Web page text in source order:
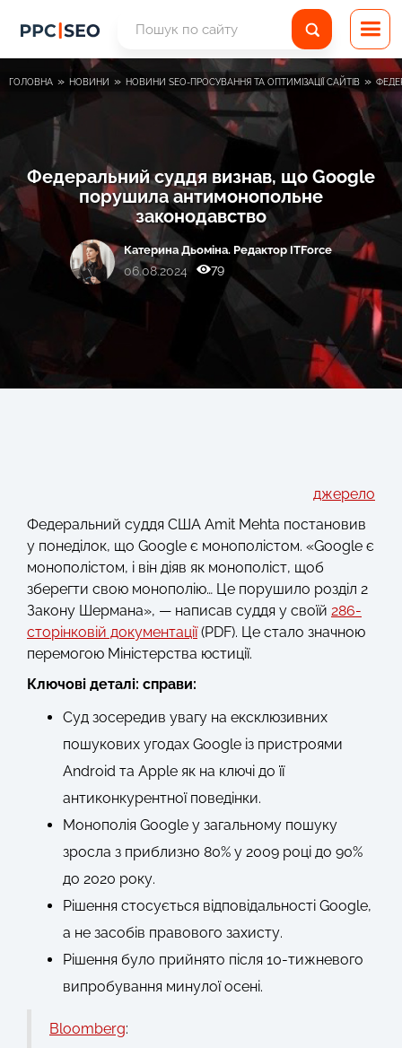
ГОЛОВНА » НОВИНИ » НОВИНИ SEO-ПРОСУВАННЯ ТА ОПТИМІЗАЦІЇ САЙТІВ »
Федеральний суддя визнав, що Google
порушила антимонопольне
законодавство
Катерина Дьоміна. Редактор ITForce
06.08.2024 79
джерело
Федеральний суддя США Amit Mehta постановив
у понеділок, що Google є монополістом. «Google є
монополістом, і він діяв як монополіст, щоб
зберегти свою монополію… Це порушило розділ 2
Закону Шермана», — написав суддя у своїй 286-
сторінковій документації(PDF). Це стало значною
перемогою Міністерства юстиції.
Ключові деталі: справи:
Суд зосередив увагу на ексклюзивних
пошукових угодах Google із пристроями
Android та Apple як на ключі до її
антиконкурентної поведінки.
Монополія Google у загальному пошуку
зросла з приблизно 80% у 2009 році до 90%
до 2020 року.
Рішення стосується відповідальності Google,
а не засобів правового захисту.
Рішення було прийнято після 10-тижневого
випробування минулої осені.
Bloomberg: